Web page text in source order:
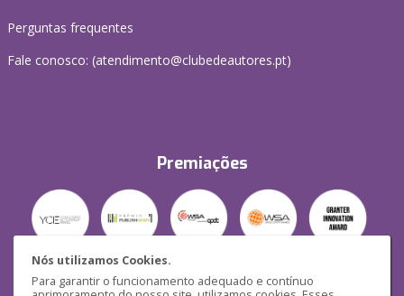
Nós utilizamos Cookies.
Para garantir o funcionamento adequado e contínuo
Perguntas frequentes
Fale conosco: (atendimento@clubedeautores.pt)
Premiações
Segurança